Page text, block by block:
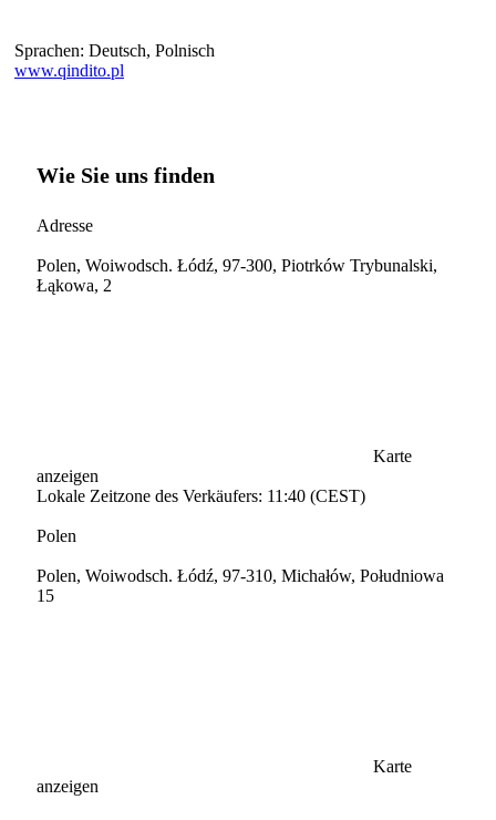
Sprachen: Deutsch, Polnisch
www.qindito.pl
Wie Sie uns finden
Adresse
Polen, Woiwodsch. Łódź, 97-300, Piotrków Trybunalski,
Łąkowa, 2
Karte
anzeigen
Lokale Zeitzone des Verkäufers: 11:40 (CEST)
Polen
Polen, Woiwodsch. Łódź, 97-310, Michałów, Południowa
15
Karte
anzeigen